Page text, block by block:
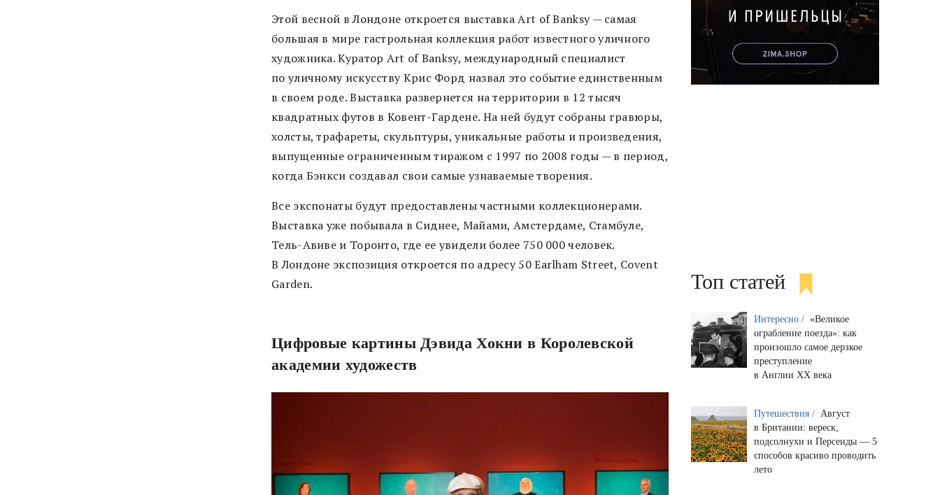
Этой весной в Лондоне откроется выставка Art of Banksy — самая
большая в мире гастрольная коллекция работ известного уличного
художника. Куратор Art of Banksy, международный специалист
по уличному искусству Крис Форд назвал это событие единственным
в своем роде. Выставка развернется на территории в 12 тысяч
квадратных футов в Ковент-Гардене. На ней будут собраны гравюры,
холсты, трафареты, скульптуры, уникальные работы и произведения,
выпущенные ограниченным тиражом с 1997 по 2008 годы — в период,
когда Бэнкси создавал свои самые узнаваемые творения.
Все экспонаты будут предоставлены частными коллекционерами.
Выставка уже побывала в Сиднее, Майами, Амстердаме, Стамбуле,
Тель-Авиве и Торонто, где ее увидели более 750 000 человек.
В Лондоне экспозиция откроется по адресу 50 Earlham Street, Covent
Garden.
Цифровые картины Дэвида Хокни в Королевской
академии художеств
Топ статей
Интересно / «Великое
ограбление поезда»: как
произошло самое дерзкое
преступление
в Англии XX века
Путешествия / Август
в Британии: вереск,
подсолнухи и Персеиды — 5
способов красиво проводить
лето